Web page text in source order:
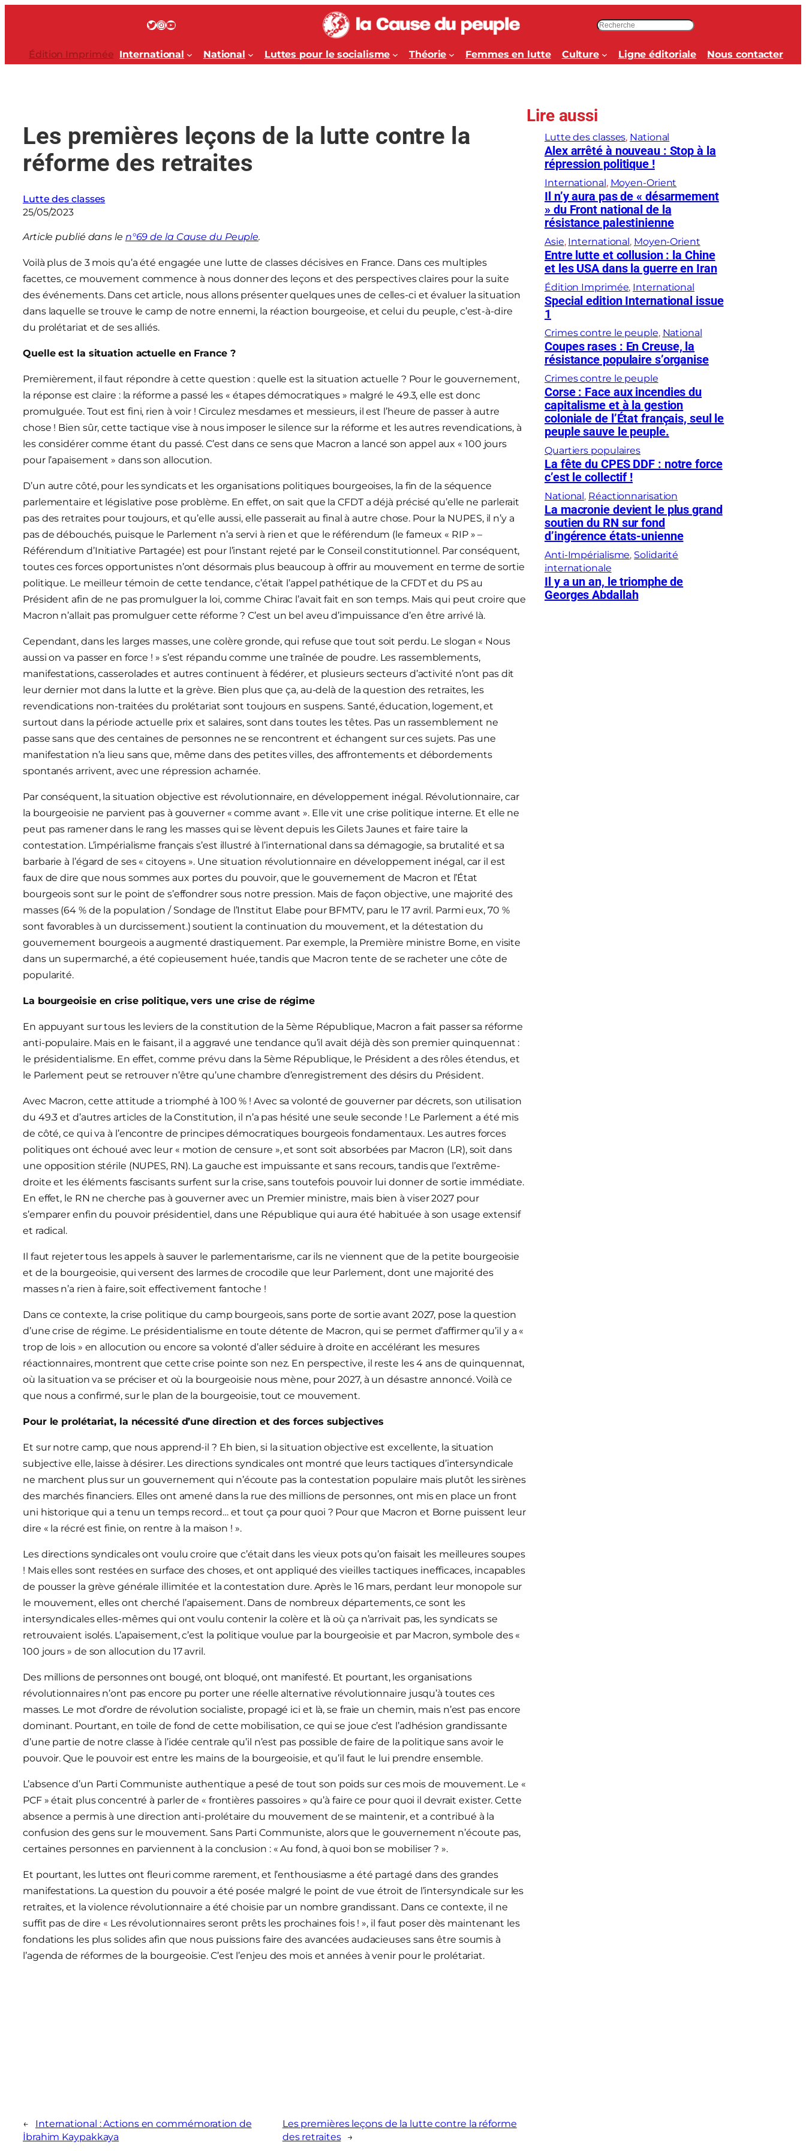
Twitter InstagramYouTube
c
h
h
r
Édition Imprimée International National Luttes pour le socialisme Théorie Femmes en lutte Culture Ligne éditoriale Nous contacter
Les premières leçons de la lutte contre la
réforme des retraites
Lutte des classes
25/05/2023
Article publié dans le n°69 de la Cause du Peuple.
Voilà plus de 3 mois qu’a été engagée une lutte de classes décisives en France. Dans ces multiples
facettes, ce mouvement commence à nous donner des leçons et des perspectives claires pour la suite
des événements. Dans cet article, nous allons présenter quelques unes de celles-ci et évaluer la situation
dans laquelle se trouve le camp de notre ennemi, la réaction bourgeoise, et celui du peuple, c’est-à-dire
du prolétariat et de ses alliés.
Quelle est la situation actuelle en France ?
Premièrement, il faut répondre à cette question : quelle est la situation actuelle ? Pour le gouvernement,
la réponse est claire : la réforme a passé les « étapes démocratiques » malgré le 49.3, elle est donc
promulguée. Tout est fini, rien à voir ! Circulez mesdames et messieurs, il est l’heure de passer à autre
chose ! Bien sûr, cette tactique vise à nous imposer le silence sur la réforme et les autres revendications, à
les considérer comme étant du passé. C’est dans ce sens que Macron a lancé son appel aux « 100 jours
pour l’apaisement » dans son allocution.
D’un autre côté, pour les syndicats et les organisations politiques bourgeoises, la fin de la séquence
parlementaire et législative pose problème. En effet, on sait que la CFDT a déjà précisé qu’elle ne parlerait
pas des retraites pour toujours, et qu’elle aussi, elle passerait au final à autre chose. Pour la NUPES, il n’y a
pas de débouchés, puisque le Parlement n’a servi à rien et que le référendum (le fameux « RIP » –
Référendum d’Initiative Partagée) est pour l’instant rejeté par le Conseil constitutionnel. Par conséquent,
toutes ces forces opportunistes n’ont désormais plus beaucoup à offrir au mouvement en terme de sortie
politique. Le meilleur témoin de cette tendance, c’était l’appel pathétique de la CFDT et du PS au
Président afin de ne pas promulguer la loi, comme Chirac l’avait fait en son temps. Mais qui peut croire que
Macron n’allait pas promulguer cette réforme ? C’est un bel aveu d’impuissance d’en être arrivé là.
Cependant, dans les larges masses, une colère gronde, qui refuse que tout soit perdu. Le slogan « Nous
aussi on va passer en force ! » s’est répandu comme une traînée de poudre. Les rassemblements,
manifestations, casserolades et autres continuent à fédérer, et plusieurs secteurs d’activité n’ont pas dit
leur dernier mot dans la lutte et la grève. Bien plus que ça, au-delà de la question des retraites, les
revendications non-traitées du prolétariat sont toujours en suspens. Santé, éducation, logement, et
surtout dans la période actuelle prix et salaires, sont dans toutes les têtes. Pas un rassemblement ne
passe sans que des centaines de personnes ne se rencontrent et échangent sur ces sujets. Pas une
manifestation n’a lieu sans que, même dans des petites villes, des affrontements et débordements
spontanés arrivent, avec une répression acharnée.
Par conséquent, la situation objective est révolutionnaire, en développement inégal. Révolutionnaire, car
la bourgeoisie ne parvient pas à gouverner « comme avant ». Elle vit une crise politique interne. Et elle ne
peut pas ramener dans le rang les masses qui se lèvent depuis les Gilets Jaunes et faire taire la
contestation. L’impérialisme français s’est illustré à l’international dans sa démagogie, sa brutalité et sa
barbarie à l’égard de ses « citoyens ». Une situation révolutionnaire en développement inégal, car il est
faux de dire que nous sommes aux portes du pouvoir, que le gouvernement de Macron et l’État
bourgeois sont sur le point de s’effondrer sous notre pression. Mais de façon objective, une majorité des
masses (64 % de la population / Sondage de l’Institut Elabe pour BFMTV, paru le 17 avril. Parmi eux, 70 %
sont favorables à un durcissement.) soutient la continuation du mouvement, et la détestation du
gouvernement bourgeois a augmenté drastiquement. Par exemple, la Première ministre Borne, en visite
dans un supermarché, a été copieusement huée, tandis que Macron tente de se racheter une côte de
popularité.
La bourgeoisie en crise politique, vers une crise de régime
En appuyant sur tous les leviers de la constitution de la 5ème République, Macron a fait passer sa réforme
anti-populaire. Mais en le faisant, il a aggravé une tendance qu’il avait déjà dès son premier quinquennat :
le présidentialisme. En effet, comme prévu dans la 5ème République, le Président a des rôles étendus, et
le Parlement peut se retrouver n’être qu’une chambre d’enregistrement des désirs du Président.
Avec Macron, cette attitude a triomphé à 100 % ! Avec sa volonté de gouverner par décrets, son utilisation
du 49.3 et d’autres articles de la Constitution, il n’a pas hésité une seule seconde ! Le Parlement a été mis
de côté, ce qui va à l’encontre de principes démocratiques bourgeois fondamentaux. Les autres forces
politiques ont échoué avec leur « motion de censure », et sont soit absorbées par Macron (LR), soit dans
une opposition stérile (NUPES, RN). La gauche est impuissante et sans recours, tandis que l’extrême-
droite et les éléments fascisants surfent sur la crise, sans toutefois pouvoir lui donner de sortie immédiate.
En effet, le RN ne cherche pas à gouverner avec un Premier ministre, mais bien à viser 2027 pour
s’emparer enfin du pouvoir présidentiel, dans une République qui aura été habituée à son usage extensif
et radical.
Il faut rejeter tous les appels à sauver le parlementarisme, car ils ne viennent que de la petite bourgeoisie
et de la bourgeoisie, qui versent des larmes de crocodile que leur Parlement, dont une majorité des
masses n’a rien à faire, soit effectivement fantoche !
Dans ce contexte, la crise politique du camp bourgeois, sans porte de sortie avant 2027, pose la question
d’une crise de régime. Le présidentialisme en toute détente de Macron, qui se permet d’affirmer qu’il y a «
trop de lois » en allocution ou encore sa volonté d’aller séduire à droite en accélérant les mesures
réactionnaires, montrent que cette crise pointe son nez. En perspective, il reste les 4 ans de quinquennat,
où la situation va se préciser et où la bourgeoisie nous mène, pour 2027, à un désastre annoncé. Voilà ce
que nous a confirmé, sur le plan de la bourgeoisie, tout ce mouvement.
Pour le prolétariat, la nécessité d’une direction et des forces subjectives
Et sur notre camp, que nous apprend-il ? Eh bien, si la situation objective est excellente, la situation
subjective elle, laisse à désirer. Les directions syndicales ont montré que leurs tactiques d’intersyndicale
ne marchent plus sur un gouvernement qui n’écoute pas la contestation populaire mais plutôt les sirènes
des marchés financiers. Elles ont amené dans la rue des millions de personnes, ont mis en place un front
uni historique qui a tenu un temps record… et tout ça pour quoi ? Pour que Macron et Borne puissent leur
dire « la récré est finie, on rentre à la maison ! ».
Les directions syndicales ont voulu croire que c’était dans les vieux pots qu’on faisait les meilleures soupes
! Mais elles sont restées en surface des choses, et ont appliqué des vieilles tactiques inefficaces, incapables
de pousser la grève générale illimitée et la contestation dure. Après le 16 mars, perdant leur monopole sur
le mouvement, elles ont cherché l’apaisement. Dans de nombreux départements, ce sont les
intersyndicales elles-mêmes qui ont voulu contenir la colère et là où ça n’arrivait pas, les syndicats se
retrouvaient isolés. L’apaisement, c’est la politique voulue par la bourgeoisie et par Macron, symbole des «
100 jours » de son allocution du 17 avril.
Des millions de personnes ont bougé, ont bloqué, ont manifesté. Et pourtant, les organisations
révolutionnaires n’ont pas encore pu porter une réelle alternative révolutionnaire jusqu’à toutes ces
masses. Le mot d’ordre de révolution socialiste, propagé ici et là, se fraie un chemin, mais n’est pas encore
dominant. Pourtant, en toile de fond de cette mobilisation, ce qui se joue c’est l’adhésion grandissante
d’une partie de notre classe à l’idée centrale qu’il n’est pas possible de faire de la politique sans avoir le
pouvoir. Que le pouvoir est entre les mains de la bourgeoisie, et qu’il faut le lui prendre ensemble.
L’absence d’un Parti Communiste authentique a pesé de tout son poids sur ces mois de mouvement. Le «
PCF » était plus concentré à parler de « frontières passoires » qu’à faire ce pour quoi il devrait exister. Cette
absence a permis à une direction anti-prolétaire du mouvement de se maintenir, et a contribué à la
confusion des gens sur le mouvement. Sans Parti Communiste, alors que le gouvernement n’écoute pas,
certaines personnes en parviennent à la conclusion : « Au fond, à quoi bon se mobiliser ? ».
Et pourtant, les luttes ont fleuri comme rarement, et l’enthousiasme a été partagé dans des grandes
manifestations. La question du pouvoir a été posée malgré le point de vue étroit de l’intersyndicale sur les
retraites, et la violence révolutionnaire a été choisie par un nombre grandissant. Dans ce contexte, il ne
suffit pas de dire « Les révolutionnaires seront prêts les prochaines fois ! », il faut poser dès maintenant les
fondations les plus solides afin que nous puissions faire des avancées audacieuses sans être soumis à
l’agenda de réformes de la bourgeoisie. C’est l’enjeu des mois et années à venir pour le prolétariat.
←
International : Actions en commémoration de
İbrahim Kaypakkaya
Les premières leçons de la lutte contre la réforme
des retraites
→
Lire aussi
Lutte des classes, National
Alex arrêté à nouveau : Stop à la
répression politique !
International, Moyen-Orient
Il n’y aura pas de « désarmement
» du Front national de la
résistance palestinienne
Asie, International, Moyen-Orient
Entre lutte et collusion : la Chine
et les USA dans la guerre en Iran
Édition Imprimée, International
Special edition International issue
1
Crimes contre le peuple, National
Coupes rases : En Creuse, la
résistance populaire s’organise
Crimes contre le peuple
Corse : Face aux incendies du
capitalisme et à la gestion
coloniale de l’État français, seul le
peuple sauve le peuple.
Quartiers populaires
La fête du CPES DDF : notre force
c’est le collectif !
National, Réactionnarisation
La macronie devient le plus grand
soutien du RN sur fond
d’ingérence états-unienne
Anti-Impérialisme, Solidarité
internationale
Il y a un an, le triomphe de
Georges Abdallah